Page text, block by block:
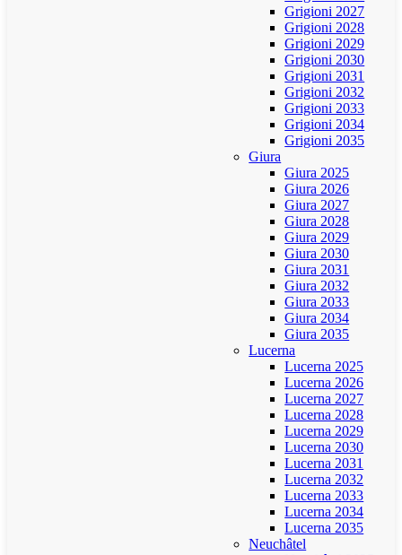
Grigioni 2027
Grigioni 2028
Grigioni 2029
Grigioni 2030
Grigioni 2031
Grigioni 2032
Grigioni 2033
Grigioni 2034
Grigioni 2035
Giura
Giura 2025
Giura 2026
Giura 2027
Giura 2028
Giura 2029
Giura 2030
Giura 2031
Giura 2032
Giura 2033
Giura 2034
Giura 2035
Lucerna
Lucerna 2025
Lucerna 2026
Lucerna 2027
Lucerna 2028
Lucerna 2029
Lucerna 2030
Lucerna 2031
Lucerna 2032
Lucerna 2033
Lucerna 2034
Lucerna 2035
Neuchâtel